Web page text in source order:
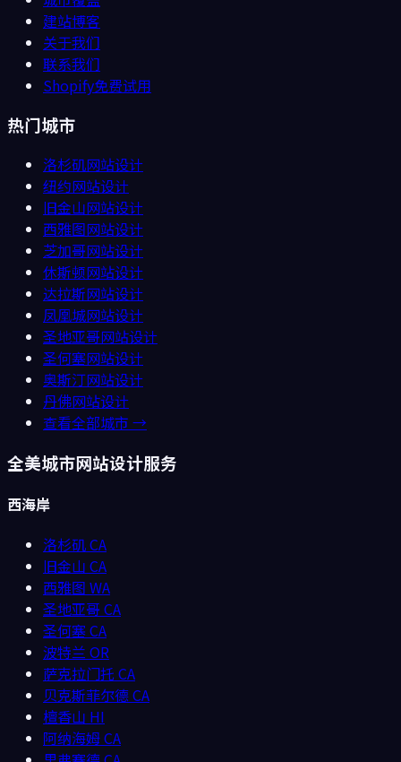
建站博客
关于我们
联系我们
Shopify免费试用
热门城市
洛杉矶网站设计
纽约网站设计
旧金山网站设计
西雅图网站设计
芝加哥网站设计
休斯顿网站设计
达拉斯网站设计
凤凰城网站设计
圣地亚哥网站设计
圣何塞网站设计
奥斯汀网站设计
丹佛网站设计
查看全部城市 →
全美城市网站设计服务
西海岸
洛杉矶CA
旧金山 CA
西雅图 WA
圣地亚哥 CA
圣何塞CA
波特兰 OR
萨克拉门托 CA
贝克斯菲尔德CA
檀香山 HI
阿纳海姆CA